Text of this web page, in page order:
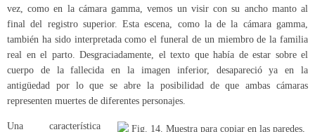
vez, como en la cámara gamma, vemos un visir con su ancho manto al
final del registro superior. Esta escena, como la de la cámara gamma,
también ha sido interpretada como el funeral de un miembro de la familia
real en el parto. Desgraciadamente, el texto que había de estar sobre el
cuerpo de la fallecida en la imagen inferior, desapareció ya en la
antigüedad por lo que se abre la posibilidad de que ambas cámaras
representen muertes de diferentes personajes.
Una característica